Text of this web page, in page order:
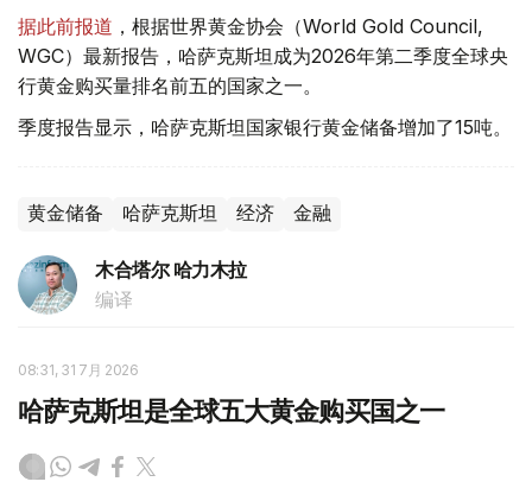
据此前报道 ，根据世界黄金协会（World Gold Council,
WGC）最新报告，哈萨克斯坦成为2026年第二季度全球央
行黄金购买量排名前五的国家之一。
季度报告显示，哈萨克斯坦国家银行黄金储备增加了15吨。
黄金储备 哈萨克斯坦 经济 金融
木合塔尔 哈力木拉
编译
08:31, 31 7月 2026
哈萨克斯坦是全球五大黄金购买国之一